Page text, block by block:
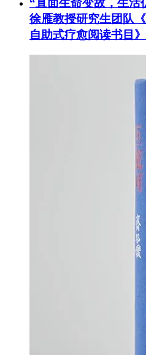
“直面生命变故，生
徐雁教授研究生团队
自助式疗愈阅读书目